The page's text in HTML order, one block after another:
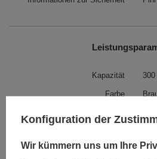
Kapazität 300
Farbe
Verschlusssystem
Konfiguration der
Wir kümmern uns um Ihre